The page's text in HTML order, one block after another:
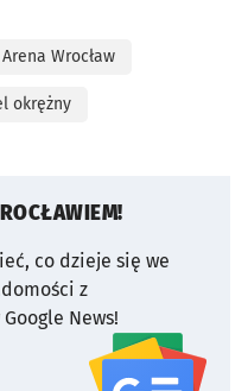
Wrocław
okrężny
co dzieje się we
z
News!